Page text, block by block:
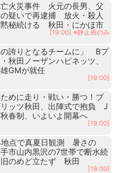
火災事件 火元の長男、父
疑いで再逮捕 放火・殺人
黙秘続ける 秋田・にかほ市
[19:00] ※静止画のみ
の誇りとなるチームに」 Bプ
秋田ノーザンハピネッツ、
雄GMが就任
[19:00]
めに走り・戦い・勝つ！ブ
ッツ秋田、出陣式で抱負 J
春制、いよいよ開幕へ
[19:00]
地点で真夏日観測 暑さの
市山内黒沢の7世帯で断水続
のめど立たず 秋田
[19:00]